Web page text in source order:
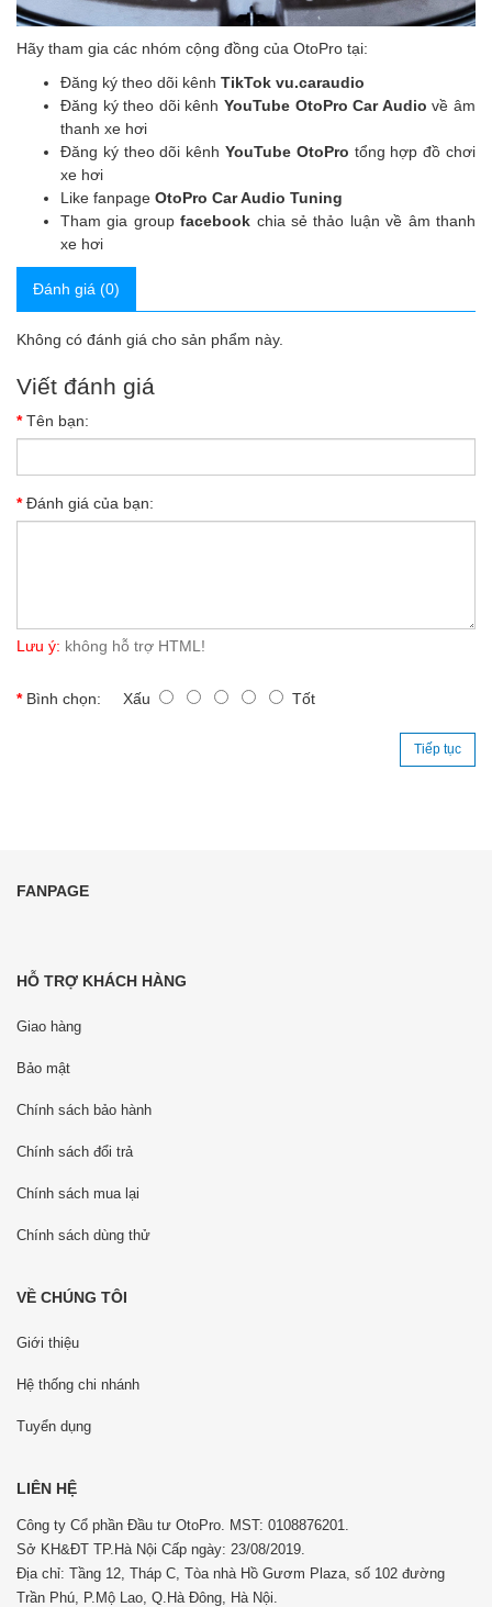
Hãy tham gia các nhóm cộng đồng của OtoPro tại:
Đăng ký theo dõi kênh TikTok vu.caraudio
Đăng ký theo dõi kênh YouTube OtoPro Car Audio về âm
thanh xe hơi
Đăng ký theo dõi kênh YouTube OtoPro tổng hợp đồ chơi
xe hơi
Like fanpage OtoPro Car Audio Tuning
Tham gia groupfacebook chia sẻ thảo luận về âm thanh
xe hơi
Đánh giá (0)
Không có đánh giá cho sản phẩm này.
Viết đánh giá
Tên bạn:
Đánh giá của bạn:
Lưu ý: không hỗ trợ HTML!
Bình chọn: Xấu Tốt
Tiếp tục
FANPAGE
HỖ TRỢ KHÁCH HÀNG
Giao hàng
Bảo mật
Chính sách bảo hành
Chính sách đổi trả
Chính sách mua lại
Chính sách dùng thử
VỀ CHÚNG TÔI
Giới thiệu
Hệ thống chi nhánh
Tuyển dụng
LIÊN HỆ
Công ty Cổ phần Đầu tư OtoPro. MST: 0108876201.
Sở KH&ĐT TP.Hà Nội Cấp ngày: 23/08/2019.
Địa chỉ: Tầng 12, Tháp C, Tòa nhà Hồ Gươm Plaza, số 102 đường
Trần Phú, P.Mộ Lao, Q.Hà Đông, Hà Nội.